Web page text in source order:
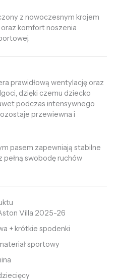
z nowoczesnym krojem
komfort noszenia
prawidłową wentylację oraz
dzięki czemu dziecko
podczas intensywnego
przewiewna i
pasem zapewniają stabilne
swobodę ruchów
Villa 2025-26
+ krótkie spodenki
sportowy